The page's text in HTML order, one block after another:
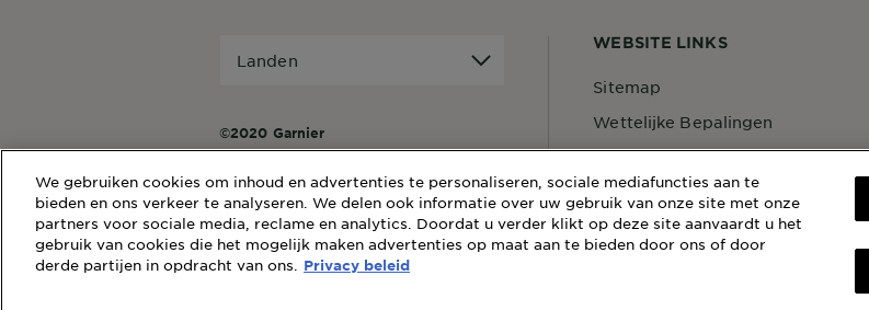
Landen
©2020 Garnier
WEBSITE LINKS
Sitemap
Wettelijke Bepalingen
Privacybeleid
Cookiebeleid
Algemene Voorwaarden Reviews
en Recensies
We gebruiken cookies om inhoud en advertenties te personaliseren, sociale mediafuncties aan te
bieden en ons verkeer te analyseren. We delen ook informatie over uw gebruik van onze site met onze
partners voor sociale media, reclame en analytics. Doordat u verder klikt op deze site aanvaardt u het
gebruik van cookies die het mogelijk maken advertenties op maat aan te bieden door ons of door
derde partijen in opdracht van ons.
Privacy beleid